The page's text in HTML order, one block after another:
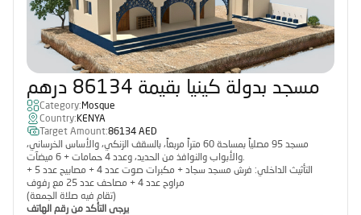
مسجد بدولة كينيا بقيمة 86134 درهم
Category:Mosque
Country:KENYA
Target Amount:86134 AED
مسجد 95 مصلياً بمساحة 60 متراً مربعاً، بالسقف الزنكي، والأساس الخرساني،
والأبواب والنوافذ من الحديد، وعدد 4 حمامات + 6 ميضآت.
التأثيث الداخلي: فرش مسجد سجاد + مكبرات صوت عدد 4 + مصابيح عدد 5 +
مراوح عدد 4 + مصاحف عدد 25 مع رفوف
(تقام فيه صلاة الجمعة)
يرجى التأكد من رقم الهاتف